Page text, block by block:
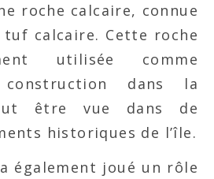
roche calcaire, connue
calcaire. Cette roche
utilisée comme
dans la
être vue dans de
historiques de l’île.
également joué un rôle